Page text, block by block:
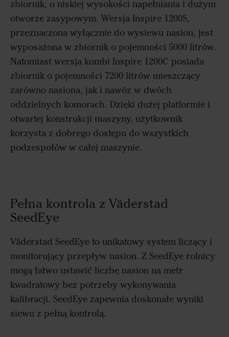
zbiornik, o niskiej wysokości napełniania i dużym
otworze zasypowym. Wersja Inspire 1200S,
przeznaczona wyłącznie do wysiewu nasion, jest
wyposażona w zbiornik o pojemności 5000 litrów.
Natomiast wersja kombi Inspire 1200C posiada
zbiornik o pojemności 7200 litrów mieszczący
zarówno nasiona, jak i nawóz w dwóch
oddzielnych komorach. Dzięki dużej platformie i
otwartej konstrukcji maszyny, użytkownik
korzysta z dobrego dostępu do wszystkich
podzespołów w całej maszynie.
Pełna kontrola z Väderstad
SeedEye
Väderstad SeedEye to unikatowy system liczący i
monitorujący przepływ nasion. Z SeedEye rolnicy
mogą łatwo ustawić liczbę nasion na metr
kwadratowy bez potrzeby wykonywania
kalibracji. SeedEye zapewnia doskonałe wyniki
siewu z pełną kontrolą.